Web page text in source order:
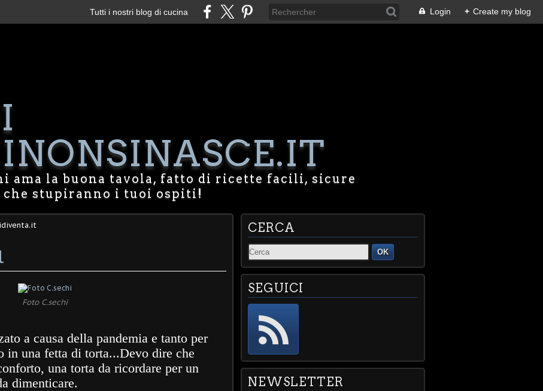
Tutti i nostri blog di cucina Login + Create my blog
ama la buona tavola, fatto di ricette facili, sicure
stupiranno i tuoi ospiti!
Foto C.sechi
a causa della pandemia e tanto per
in una fetta di torta...Devo dire che
una torta da ricordare per un
dimenticare.
CERCA
OK
SEGUICI
NEWSLETTER